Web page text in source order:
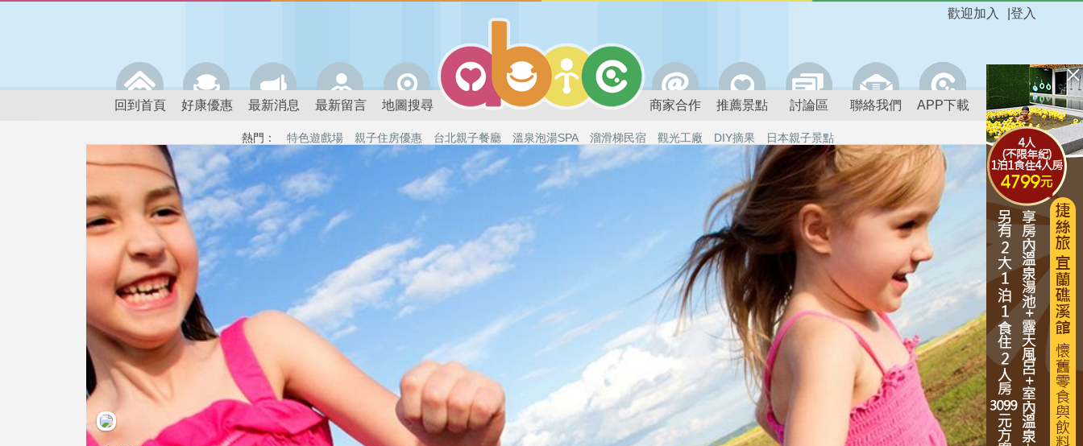
登入
歡迎加入
回到首頁 好康優惠 最新消息 最新留言 地圖搜尋 商家合作 推薦景點 討論區 聯絡我們 APP下載
熱門： 特色遊戲場 親子住房優惠 台北親子餐廳 溫泉泡湯SPA 溜滑梯民宿 觀光工廠 DIY摘果 日本親子景點